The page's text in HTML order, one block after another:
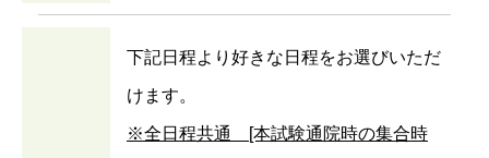
下記日程より好きな日程をお選びいただ
けます。
※全日程共通 [本試験通院時の集合時